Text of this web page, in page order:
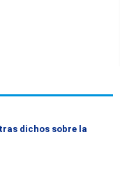
dichos sobre la